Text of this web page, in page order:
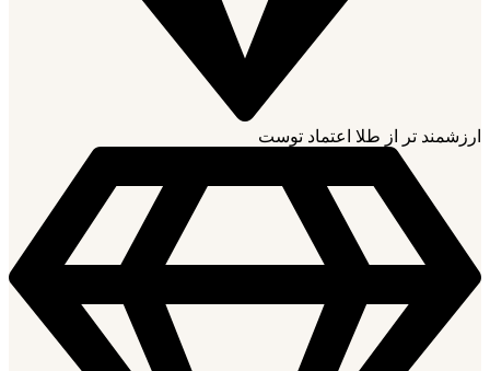
ارزشمند تر از طلا اعتماد توست